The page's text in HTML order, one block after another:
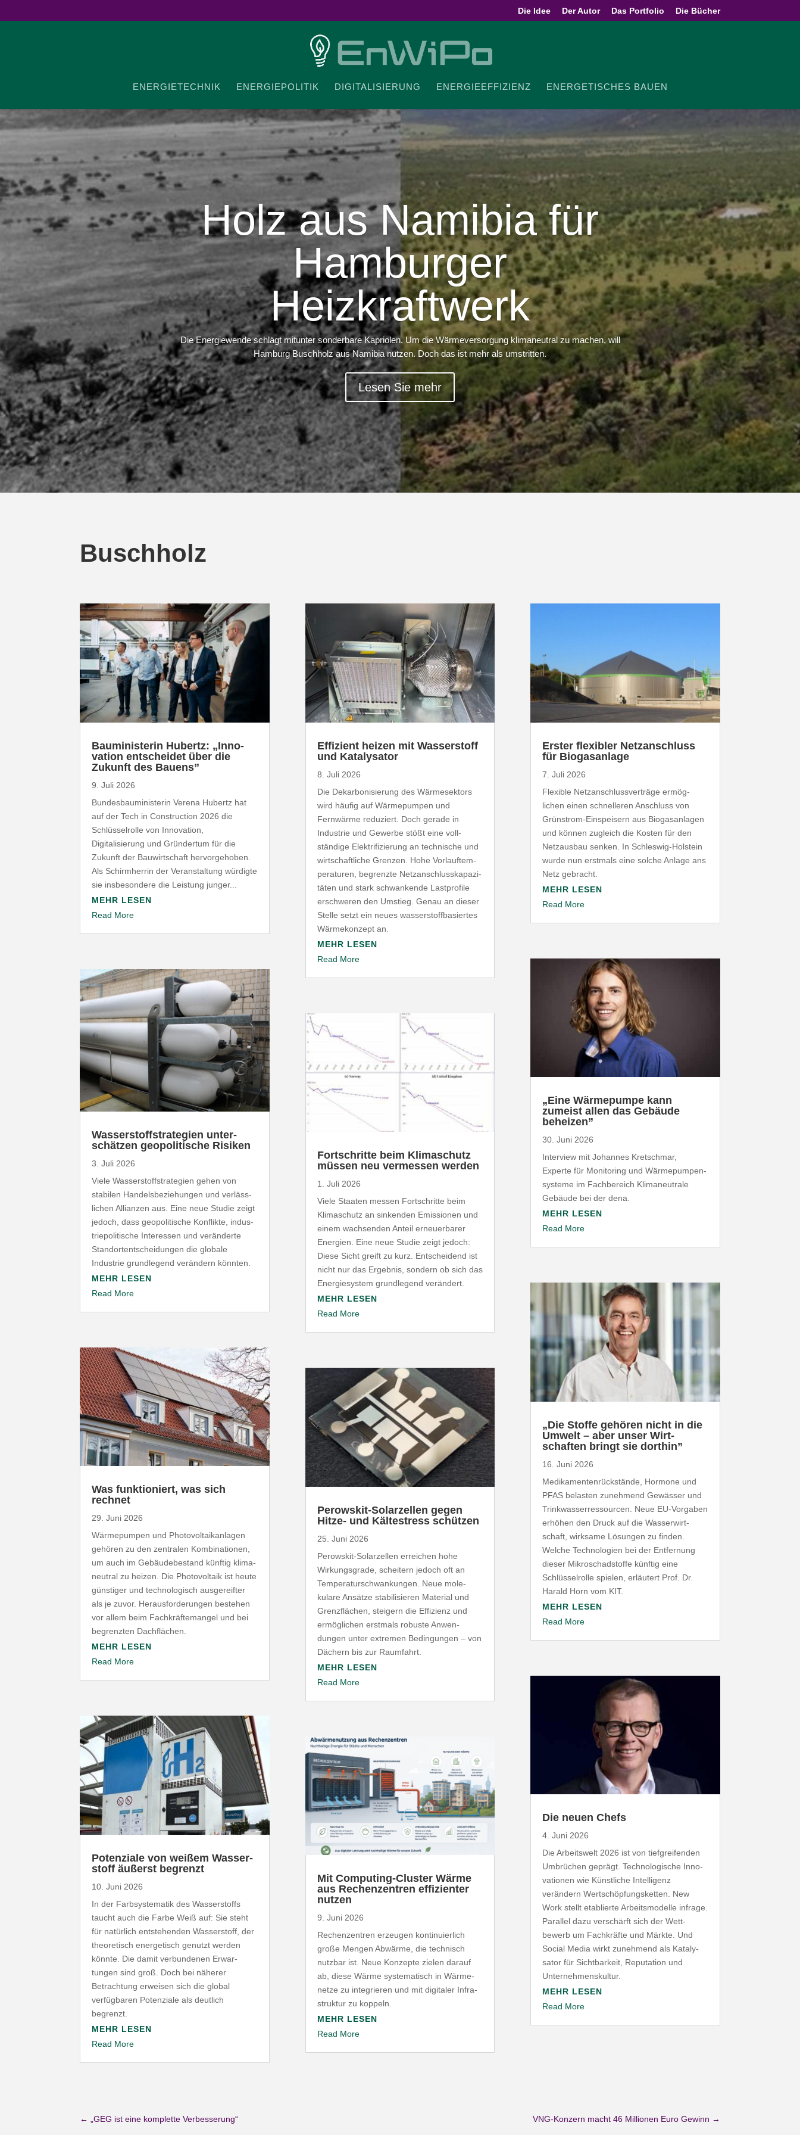
Die Idee Der Autor Das Portfolio Die Bücher
ENER­GIE­TECHNIK ENER­GIE­PO­LITIK DIGI­TA­LI­SIERUNG ENER­GIE­EF­FI­ZIENZ ENER­GE­TI­SCHES BAUEN
Holz aus Namibia für
Hamburger
Heizkraftwerk
Die Ener­gie­wende schlägt mitunter sonderbare Kapriolen. Um die Wärme­ver­sorgung klima­neutral zu machen, will
Hamburg Buschholz aus Namibia nutzen. Doch das ist mehr als umstritten.
Lesen Sie mehr
Buschholz
Baumi­nis­terin Hubertz: „Inno­
vation entscheidet über die
Zukunft des Bauens”
9. Juli 2026
Bundesbauministerin Verena Hubertz hat
auf der Tech in Construction 2026 die
Schlüsselrolle von Innovation,
Digitalisierung und Gründertum für die
Zukunft der Bauwirtschaft hervorgehoben.
Als Schirmherrin der Veranstaltung würdigte
sie insbesondere die Leistung junger...
MEHR LESEN
Read More
Wasser­stoff­stra­tegien unter­
schätzen geopo­li­tische Risiken
3. Juli 2026
Viele Wasser­stoff­stra­tegien gehen von
stabilen Handels­be­zie­hungen und verläss­
lichen Allianzen aus. Eine neue Studie zeigt
jedoch, dass geopo­li­tische Konflikte, indus­
trie­po­li­tische Inter­essen und verän­derte
Stand­ort­ent­schei­dungen die globale
Industrie grund­legend verändern könnten.
MEHR LESEN
Read More
Was funk­tio­niert, was sich
rechnet
29. Juni 2026
Wärme­pumpen und Photo­vol­ta­ik­an­lagen
gehören zu den zentralen Kombi­na­tionen,
um auch im Gebäu­de­be­stand künftig klima­
neutral zu heizen. Die Photo­voltaik ist heute
günstiger und tech­no­lo­gisch ausge­reifter
als je zuvor. Heraus­for­de­rungen bestehen
vor allem beim Fach­kräf­te­mangel und bei
begrenzten Dachflächen.
MEHR LESEN
Read More
Poten­ziale von weißem Wasser­
stoff äußerst begrenzt
10. Juni 2026
In der Farb­sys­te­matik des Wasser­stoffs
taucht auch die Farbe Weiß auf: Sie steht
für natürlich entste­henden Wasser­stoff, der
theo­re­tisch ener­ge­tisch genutzt werden
könnte. Die damit verbun­denen Erwar­
tungen sind groß. Doch bei näherer
Betrachtung erweisen sich die global
verfüg­baren Poten­ziale als deutlich
begrenzt.
MEHR LESEN
Read More
Effizient heizen mit Wasser­stoff
und Katalysator
8. Juli 2026
Die Dekar­bo­ni­sierung des Wärme­sektors
wird häufig auf Wärme­pumpen und
Fernwärme reduziert. Doch gerade in
Industrie und Gewerbe stößt eine voll­
ständige Elek­tri­fi­zierung an tech­nische und
wirt­schaft­liche Grenzen. Hohe Vorlauf­tem­
pe­ra­turen, begrenzte Netz­an­schluss­ka­pa­zi­
täten und stark schwan­kende Last­profile
erschweren den Umstieg. Genau an dieser
Stelle setzt ein neues wasser­stoff­ba­siertes
Wärme­konzept an.
MEHR LESEN
Read More
Fort­schritte beim Klima­schutz
müssen neu vermessen werden
1. Juli 2026
Viele Staaten messen Fort­schritte beim
Klima­schutz an sinkenden Emis­sionen und
einem wach­senden Anteil erneu­er­barer
Energien. Eine neue Studie zeigt jedoch:
Diese Sicht greift zu kurz. Entscheidend ist
nicht nur das Ergebnis, sondern ob sich das
Ener­gie­system grund­legend verändert.
MEHR LESEN
Read More
Perowskit-​Solarzellen gegen
Hitze- und Kälte­stress schützen
25. Juni 2026
Perowskit-​Solarzellen erreichen hohe
Wirkungs­grade, scheitern jedoch oft an
Tempe­ra­tur­schwan­kungen. Neue mole­
kulare Ansätze stabi­li­sieren Material und
Grenz­flächen, steigern die Effizienz und
ermög­lichen erstmals robuste Anwen­
dungen unter extremen Bedin­gungen – von
Dächern bis zur Raumfahrt.
MEHR LESEN
Read More
Mit Computing-​Cluster Wärme
aus Rechen­zentren effi­zi­enter
nutzen
9. Juni 2026
Rechen­zentren erzeugen konti­nu­ierlich
große Mengen Abwärme, die technisch
nutzbar ist. Neue Konzepte zielen darauf
ab, diese Wärme syste­ma­tisch in Wärme­
netze zu inte­grieren und mit digitaler Infra­
struktur zu koppeln.
MEHR LESEN
Read More
Erster flexibler Netz­an­schluss
für Biogasanlage
7. Juli 2026
Flexible Netz­an­schluss­ver­träge ermög­
lichen einen schnel­leren Anschluss von
Grünstrom-​Einspeisern aus Biogas­an­lagen
und können zugleich die Kosten für den
Netz­ausbau senken. In Schleswig-​Holstein
wurde nun erstmals eine solche Anlage ans
Netz gebracht.
MEHR LESEN
Read More
„Eine Wärme­pumpe kann
zumeist allen das Gebäude
beheizen”
30. Juni 2026
Interview mit Johannes Kret­schmar,
Experte für Moni­toring und Wärme­pum­pen­
systeme im Fach­be­reich Klima­neu­trale
Gebäude bei der dena.
MEHR LESEN
Read More
„Die Stoffe gehören nicht in die
Umwelt – aber unser Wirt­
schaften bringt sie dorthin”
16. Juni 2026
Medi­ka­men­ten­rück­stände, Hormone und
PFASbelasten zunehmend Gewässer und
Trink­was­ser­res­sourcen. Neue EU-​Vorgaben
erhöhen den Druck auf die Wasser­wirt­
schaft, wirksame Lösungen zu finden.
Welche Tech­no­logien bei der Entfernung
dieser Mikro­schad­stoffe künftig eine
Schlüs­sel­rolle spielen, erläutert Prof. Dr.
Harald Horn vom KIT.
MEHR LESEN
Read More
Die neuen Chefs
4. Juni 2026
Die Arbeitswelt 2026 ist von tief­grei­fenden
Umbrüchen geprägt. Tech­no­lo­gische Inno­
va­tionen wie Künst­liche Intel­ligenz
verändern Wert­schöp­fungs­ketten. New
Work stellt etablierte Arbeits­mo­delle infrage.
Parallel dazu verschärft sich der Wett­
bewerb um Fach­kräfte und Märkte. Und
Social Media wirkt zunehmend als Kata­ly­
sator für Sicht­barkeit, Repu­tation und
Unternehmenskultur.
MEHR LESEN
Read More
←„GEG ist eine komplette Verbesserung“ VNG-Konzern macht 46 Millionen Euro Gewinn →